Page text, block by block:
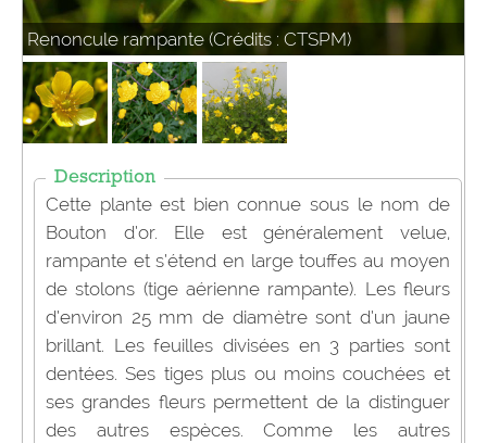
Renoncule rampante (Crédits : CTSPM)
Description
Cette plante est bien connue sous le nom de
Bouton d’or. Elle est généralement velue,
rampante et s’étend en large touffes au moyen
de stolons (tige aérienne rampante). Les fleurs
d’environ 25 mm de diamètre sont d’un jaune
brillant. Les feuilles divisées en 3 parties sont
dentées. Ses tiges plus ou moins couchées et
ses grandes fleurs permettent de la distinguer
des autres espèces. Comme les autres